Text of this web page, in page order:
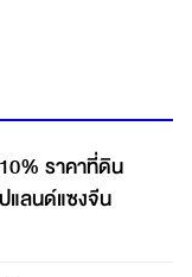
ราคาที่ดิน
แลนด์แซงจีน